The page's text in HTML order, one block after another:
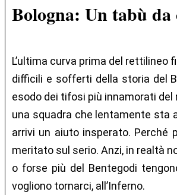
Bologna: Un tabù da
L’ultima curva prima del rettilineo
difficili e sofferti della storia del
esodo dei tifosi più innamorati del
una squadra che lentamente sta
arrivi un aiuto insperato. Perché
meritato sul serio. Anzi, in realtà
o forse più del Bentegodi
vogliono tornarci, all’Inferno.